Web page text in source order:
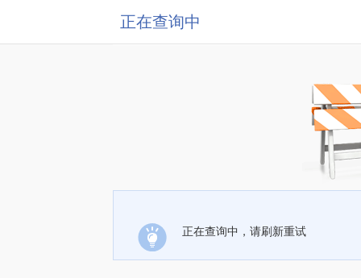
正在查询中
正在查询中，请刷新重试